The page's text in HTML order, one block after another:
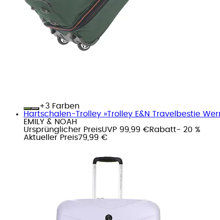
+
Farben
Hartschalen-Trolley »Trolley E&N Travelbestie
EMILY & NOAH
Ursprünglicher PreisUVP 99,99 €Rabatt- 20 %
Aktueller Preis79,99 €